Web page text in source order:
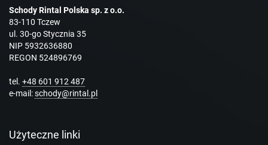
Schody Rintal Polska sp. z o.o.
83-110 Tczew
ul. 30-go Stycznia 35
NIP 5932636880
REGON 524896769
tel. +48 601 912 487
e-mail:schody@rintal.pl
Użyteczne linki